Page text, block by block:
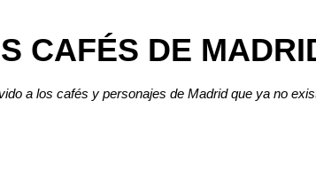
CAFÉS DE
a los cafés y personajes de Madrid que ya no